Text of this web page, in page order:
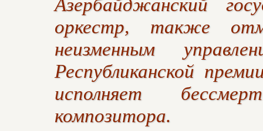
Азербайджанский
оркестр, также
неизменным
Республиканской
исполняет
композитора.